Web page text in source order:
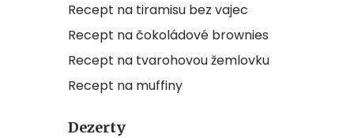
Recept na tiramisu bez vajec
Recept na čokoládové brownies
Recept na tvarohovou žemlovku
Recept na muffiny
Dezerty